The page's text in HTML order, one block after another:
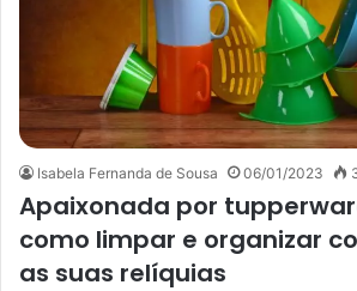
Isabela Fernanda de Sousa 06/01/2023
Apaixonada por
como limpar e organizar
as suas relíquias